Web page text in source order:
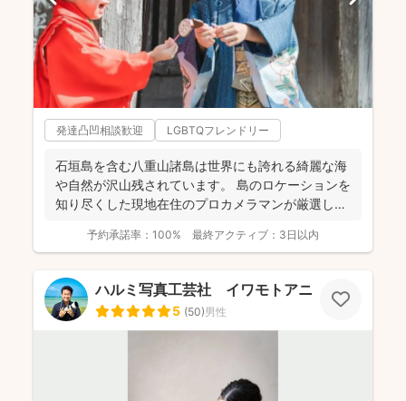
発達凸凹相談歓迎 LGBTQフレンドリー
石垣島を含む八重山諸島は世界にも誇れる綺麗な海
や自然が沢山残されています。 島のロケーションを
知り尽くした現地在住のプロカメラマンが厳選した
予約承諾率： 100% 最終アクティブ： 3日以内
ハルミ写真工芸社 イワモトアニ
5 (50)男性